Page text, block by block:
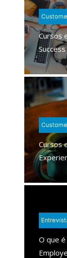
Cursos
Success
Cursos
O que